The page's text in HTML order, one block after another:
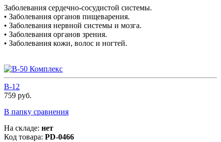
Заболевания сердечно-сосудистой системы.
• Заболевания органов пищеварения.
• Заболевания нервной системы и мозга.
• Заболевания органов зрения.
• Заболевания кожи, волос и ногтей.
В-12
759 руб.
В папку сравнения
На складе: нет
Код товара: PD-0466